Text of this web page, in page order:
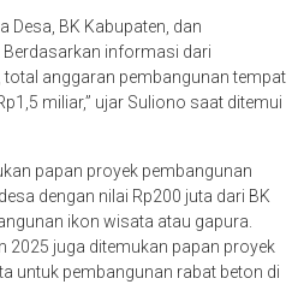
Desa, BK Kabupaten, dan
informasi dari
anggaran pembangunan tempat
miliar,” ujar Suliono saat ditemui
papan proyek pembangunan
dengan nilai Rp200 juta dari BK
ikon wisata atau gapura.
2025 juga ditemukan papan proyek
untuk pembangunan rabat beton di